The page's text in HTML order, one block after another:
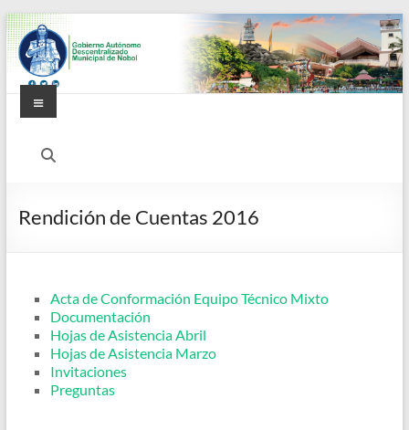
Saltar
al
contenido
Alcaldía
de
Menú
Rendición de Cuentas 2016
Acta de Conformación Equipo Técnico Mixto
Documentación
Hojas de Asistencia Abril
Hojas de Asistencia Marzo
Invitaciones
Preguntas